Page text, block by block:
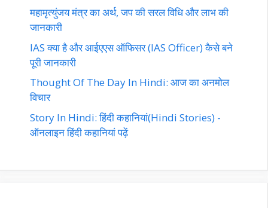
महामृत्युंजय मंत्र का अर्थ, जप की सरल विधि और लाभ की
जानकारी
IAS क्या है और आईएएस ऑफिसर (IAS Officer) कैसे बने
पूरी जानकारी
Thought Of The Day In Hindi: आज का अनमोल
विचार
Story In Hindi: हिंदी कहानियां(Hindi Stories) -
ऑनलाइन हिंदी कहानियां पढ़ें‎‎